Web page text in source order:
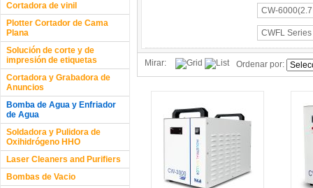
Cortadora de vinil
Plotter Cortador de Cama
Plana
Solución de corte y de
impresión de etiquetas
Cortadora y Grabadora de
Anuncios
Bomba de Agua y Enfriador
de Agua
Soldadora y Pulidora de
Oxihidrógeno HHO
Laser Cleaners and Purifiers
Bombas de Vacio
CW-
CWFL
Mirar: Ordenar por: